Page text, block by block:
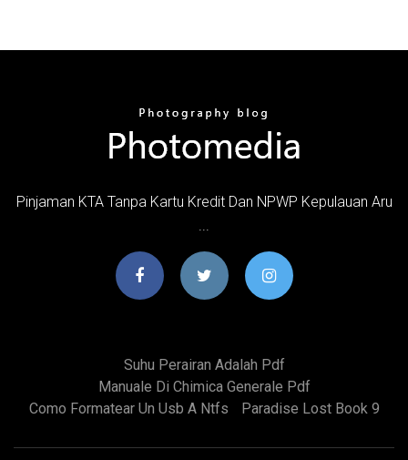
Pinjaman KTA Tanpa Kartu Kredit Dan NPWP Kepulauan Aru
Suhu Perairan Adalah Pdf
Manuale Di Chimica Generale Pdf
Como Formatear Un Usb A Ntfs
Paradise Lost Book 9